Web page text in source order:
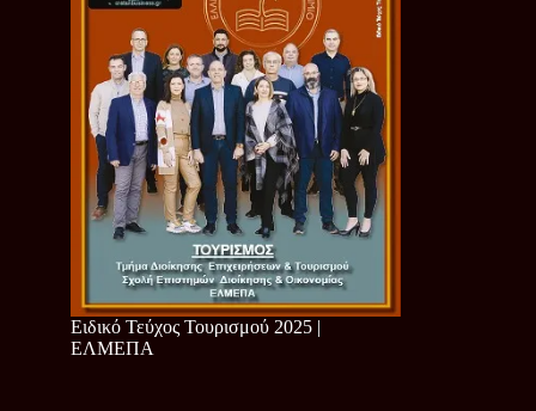
Ειδικό Τεύχος Τουρισμού 2025 |
ΕΛΜΕΠΑ